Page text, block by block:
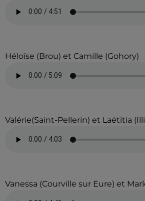
Héloïse (Brou) et Camille (Gohory)
Valérie(Saint-Pellerin) et Laétitia
Vanessa (Courville sur Eure) et